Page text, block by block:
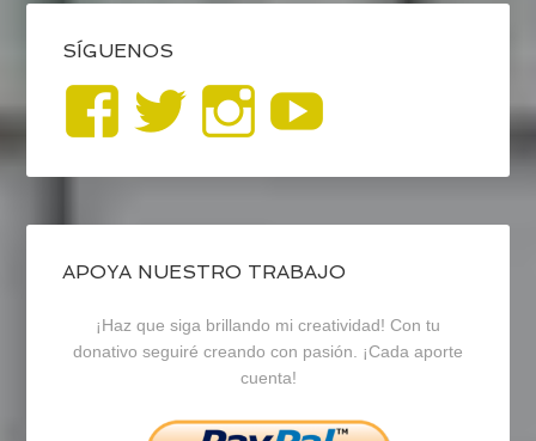
SÍGUENOS
Ver
perfil
de
blogrecursosep
en
Facebook
Ver
perfil
de
recursosep
en
Twitter
Ver
perfil
de
recursosep
en
Instagram
APOYA NUESTRO TRABAJO
¡Haz que siga brillando mi creatividad! Con tu
donativo seguiré creando con pasión. ¡Cada aporte
cuenta!